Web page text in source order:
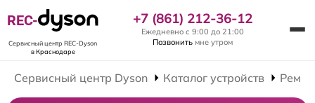
REC-
Сервисный центр REC-Dyson
в Краснодаре
+7 (861) 212-36-12
Ежедневно с 9:00 до 21:00
Позвонить мне утром
Сервисный центр Dyson Каталог устройств